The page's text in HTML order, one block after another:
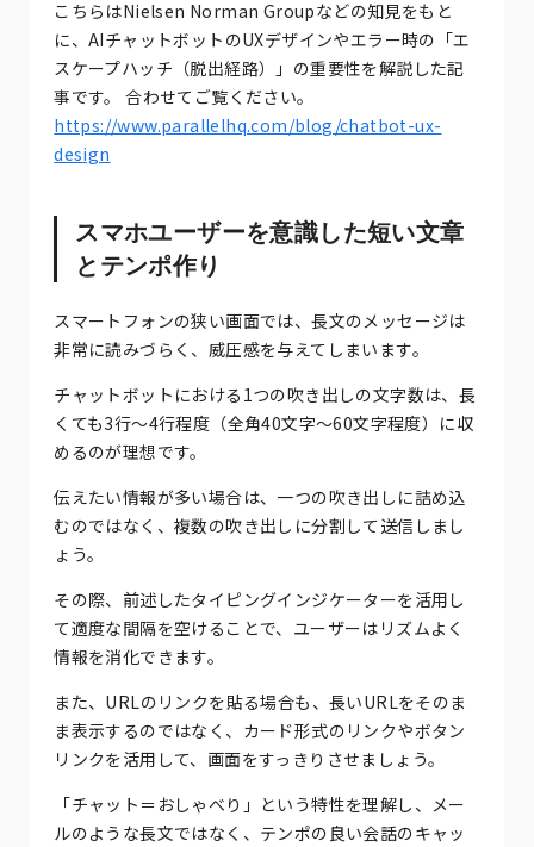
こちらはNielsen Norman Groupなどの知見をもと
に、AIチャットボットのUXデザインやエラー時の「エ
スケープハッチ（脱出経路）」の重要性を解説した記
事です。 合わせてご覧ください。
https://www.parallelhq.com/blog/chatbot-ux-
design
スマホユーザーを意識した短い文章
とテンポ作り
スマートフォンの狭い画面では、長文のメッセージは
非常に読みづらく、威圧感を与えてしまいます。
チャットボットにおける1つの吹き出しの文字数は、長
くても3行〜4行程度（全角40文字〜60文字程度）に収
めるのが理想です。
伝えたい情報が多い場合は、一つの吹き出しに詰め込
むのではなく、複数の吹き出しに分割して送信しまし
ょう。
その際、前述したタイピングインジケーターを活用し
て適度な間隔を空けることで、ユーザーはリズムよく
情報を消化できます。
また、URLのリンクを貼る場合も、長いURLをそのま
ま表示するのではなく、カード形式のリンクやボタン
リンクを活用して、画面をすっきりさせましょう。
「チャット＝おしゃべり」という特性を理解し、メー
ルのような長文ではなく、テンポの良い会話のキャッ